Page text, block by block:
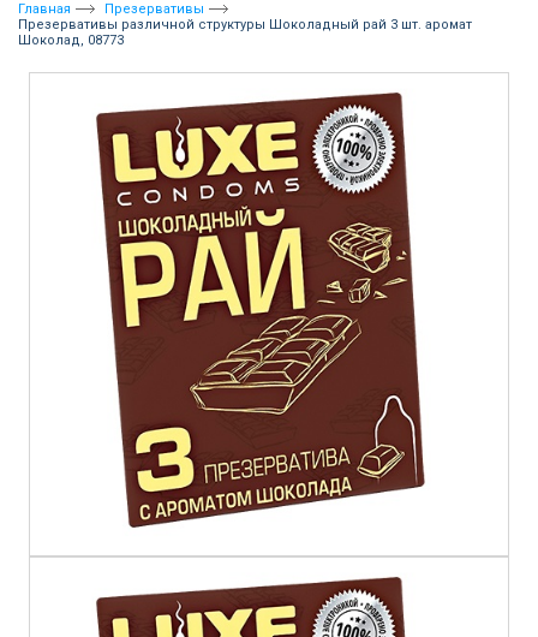
Главная
Презервативы
Презервативы различной структуры Шоколадный рай 3 шт. аромат
Шоколад, 08773